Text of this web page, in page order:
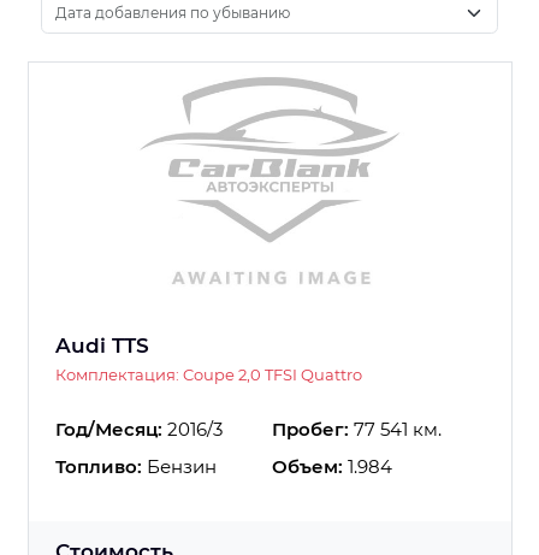
Audi TTS
Комплектация: Coupe 2,0 TFSI Quattro
Год/Месяц: 2016/3 Пробег: 77 541 км.
Топливо: Бензин Объем: 1.984